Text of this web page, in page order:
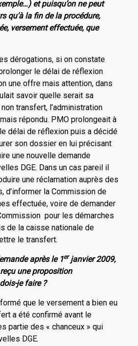
et puisqu’on ne peut
qu’à la fin de la procédure,
versement effectuée, que
dérogations, si on constate
le délai de réflexion
une offre mais attention, dans
savoir quelle serait sa
transfert, l’administration
répondu. PMO prolongeait à
délai de réflexion puis a décidé
son dossier en lui précisant
une nouvelle demande
DGE. Dans un cas pareil il
une réclamation auprès des
d’informer la Commission de
effectuée, voire de demander
pour les démarches
de la caisse nationale de
le transfert.
après le 1erjanvier 2009,
une proposition
je faire ?
que le versement a bien eu
a été confirmé avant le
partie des « chanceux » qui
DGE.